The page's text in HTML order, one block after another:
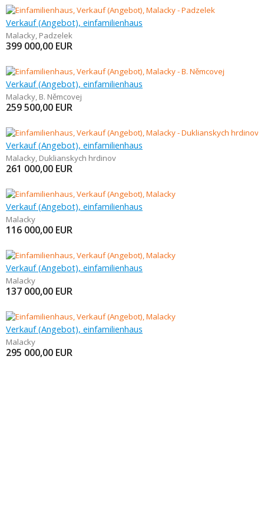
Verkauf (Angebot), einfamilienhaus
Malacky, Padzelek
399 000,00 EUR
Verkauf (Angebot), einfamilienhaus
Malacky, B. Němcovej
259 500,00 EUR
Verkauf (Angebot), einfamilienhaus
Malacky, Duklianskych hrdinov
261 000,00 EUR
Verkauf (Angebot), einfamilienhaus
Malacky
116 000,00 EUR
Verkauf (Angebot), einfamilienhaus
Malacky
137 000,00 EUR
Verkauf (Angebot), einfamilienhaus
Malacky
295 000,00 EUR